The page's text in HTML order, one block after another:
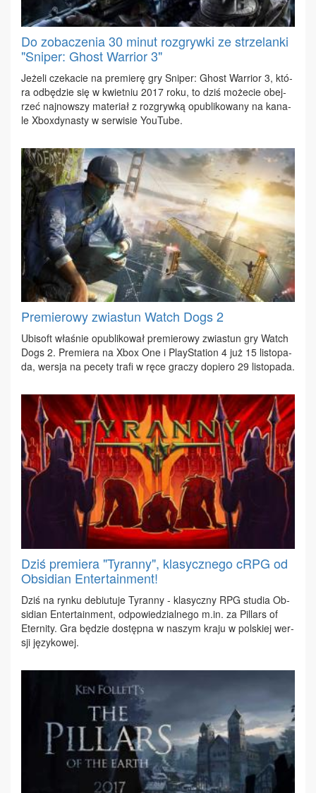
Do zobaczenia 30 minut rozgrywki ze strzelanki
"Sniper: Ghost Warrior 3"
Je­że­li cze­ka­cie na pre­mie­rę gry Sni­per: Ghost War­rior 3, któ­
ra od­bę­dzie się w kwiet­niu 2017 ro­ku, to dziś mo­że­cie obej­
rzeć naj­now­szy ma­te­riał z roz­gryw­ką opu­bli­ko­wa­ny na ka­na­
le Xbo­xdy­na­sty w ser­wi­sie YouTu­be.
Premierowy zwiastun Watch Dogs 2
Ubi­soft wła­śnie opu­bli­ko­wał pre­mie­ro­wy zwia­stun gry Watch
Dogs 2. Pre­mie­ra na Xbox One i Play­Sta­tion 4 już 15 li­sto­pa­
da, wer­sja na pe­ce­ty tra­fi w rę­ce gra­czy do­pie­ro 29 li­sto­pa­da.
Dziś premiera "Tyranny", klasycznego cRPG od
Obsidian Entertainment!
Dziś na ryn­ku de­biu­tu­je Ty­ran­ny - kla­sycz­ny RPG stu­dia Ob­
si­dian En­ter­ta­in­ment, od­po­wie­dzial­ne­go m.​in. za Pil­lars of
Eter­ni­ty. Gra bę­dzie do­stęp­na w na­szym kra­ju w pol­skiej wer­
sji ję­zy­ko­wej.